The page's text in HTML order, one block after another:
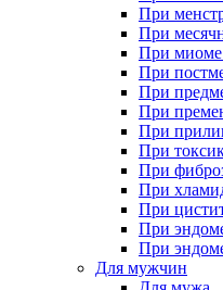
При
При
При миоме
При
При
При
При
При
При
При
При
При
При
Для мужчин